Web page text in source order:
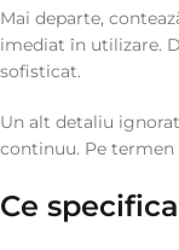
Mai departe,
imediat în utilizare.
sofisticat.
Un alt detaliu
continuu. Pe
Ce